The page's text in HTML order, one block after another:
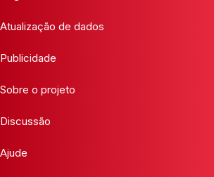
Atualização de dados
Publicidade
Sobre o projeto
Discussão
Ajude